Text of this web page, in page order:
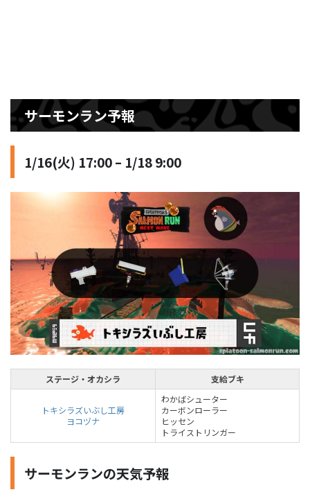
サーモンラン予報
1/16(火) 17:00 – 1/18 9:00
ステージ・オカシラ 支給ブキ
トキシラズいぶし工房
ヨコヅナ
わかばシューター
カーボンローラー
ヒッセン
トライストリンガー
サーモンランの天気予報